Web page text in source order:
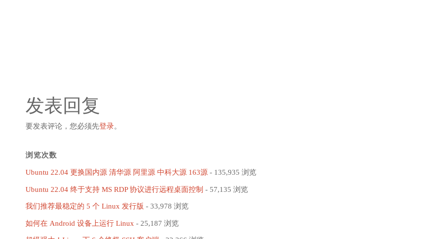
发表回复
要发表评论，您必须先登录。
浏览次数
Ubuntu 22.04 更换国内源 清华源 阿里源 中科大源 163源 - 135,935 浏览
Ubuntu 22.04 终于支持 MS RDP 协议进行远程桌面控制 - 57,135 浏览
我们推荐最稳定的 5 个 Linux 发行版 - 33,978 浏览
如何在 Android 设备上运行 Linux - 25,187 浏览